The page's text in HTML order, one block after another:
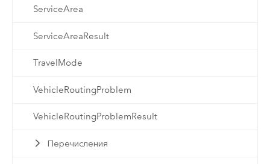
ServiceArea
ServiceAreaResult
TravelMode
VehicleRoutingProblem
VehicleRoutingProblemResult
Перечисления